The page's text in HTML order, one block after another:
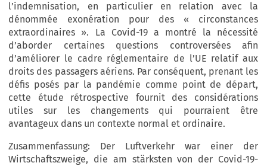
l’indemnisation, en particulier en relation avec la
dénommée exonération pour des « circonstances
extraordinaires ». La Covid-19 a montré la nécessité
d’aborder certaines questions controversées afin
d’améliorer le cadre réglementaire de l’UE relatif aux
droits des passagers aériens. Par conséquent, prenant les
défis posés par la pandémie comme point de départ,
cette étude rétrospective fournit des considérations
utiles sur les changements qui pourraient être
avantageux dans un contexte normal et ordinaire.
Zusammenfassung: Der Luftverkehr war einer der
Wirtschaftszweige, die am stärksten von der Covid-19-